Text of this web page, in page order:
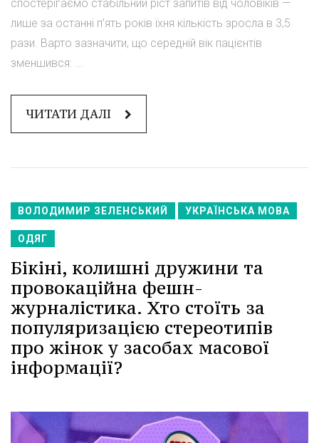
спостерігаємо стабільний ріст запитів від чоловіків —
лише за останні п’ять років їхня кількість зросла в 3,5
рази. Варто зазначити, що середній вік пацієнтів
зменшився: ...
ЧИТАТИ ДАЛІ
ВОЛОДИМИР ЗЕЛЕНСЬКИЙ УКРАЇНСЬКА МОВА
ОДЯГ
Бікіні, колишні дружини та
провокаційна фешн-
журналістика. Хто стоїть за
популяризацією стереотипів
про жінок у засобах масової
інформації?